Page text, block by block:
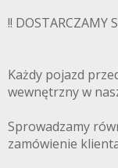
!! DOSTARCZAMY
Każdy pojazd
wewnętrzny w
Sprowadzamy
zamówienie